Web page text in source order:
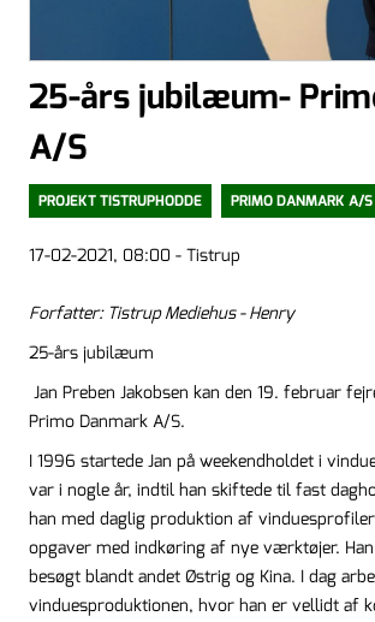
25-års jubilæum-
A/S
PROJEKT TISTRUPHODDE PRIMO DANMARK A/S
17-02-2021, 08:00 - Tistrup
Forfatter: Tistrup Mediehus - Henry
25-års jubilæum
Jan Preben Jakobsen kan den 19. februar
Primo Danmark A/S.
I 1996 startede Jan på weekendholdet i
var i nogle år, indtil han skiftede til fast
han med daglig produktion af
opgaver med indkøring af nye værktøjer.
besøgt blandt andet Østrig og Kina. I dag
vinduesproduktionen, hvor han er vellidt af